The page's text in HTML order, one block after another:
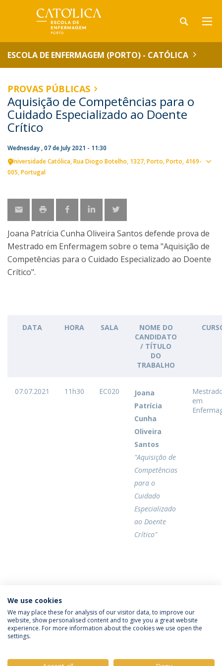
ESCOLA DE ENFERMAGEM (PORTO) - CATÓLICA
PROVAS PÚBLICAS
Aquisição de Competências para o
Cuidado Especializado ao Doente
Crítico
Wednesday , 07 de July 2021 - 11:30
Universidade Católica Rua Diogo Botelho, 1327 Porto Porto 4169-
005 Portugal
Joana Patrícia Cunha Oliveira Santos defende prova de
Mestrado em Enfermagem sobre o tema "Aquisição de
Competências para o Cuidado Especializado ao Doente
Crítico".
DATA HORA SALA
NOME DO
CANDIDATO
/ TÍTULO
DO
TRABALHO
07.07.2021 11h30 EC020
Joana
Patrícia
Cunha
Oliveira
Santos
"Aquisição de
Competências
para o
Cuidado
Especializado
ao Doente
Crítico"
em
Categories:
Mestrado em Enfermagem
Provas Públicas
Privacy Policy
We use cookies
We may place these for analysis of our visitor data, to improve our
website, show personalised content and to give you a great website
experience. For more information about the cookies we use open the
settings.